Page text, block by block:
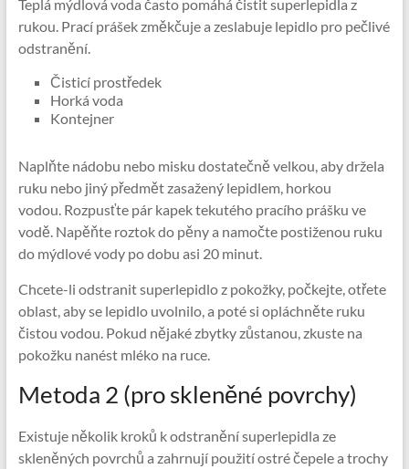
Teplá mýdlová voda často pomáhá čistit superlepidla z
rukou. Prací prášek změkčuje a zeslabuje lepidlo pro pečlivé
odstranění.
Čisticí prostředek
Horká voda
Kontejner
Naplňte nádobu nebo misku dostatečně velkou, aby držela
ruku nebo jiný předmět zasažený lepidlem, horkou
vodou. Rozpusťte pár kapek tekutého pracího prášku ve
vodě. Napěňte roztok do pěny a namočte postiženou ruku
do mýdlové vody po dobu asi 20 minut.
Chcete-li odstranit superlepidlo z pokožky, počkejte, otřete
oblast, aby se lepidlo uvolnilo, a poté si opláchněte ruku
čistou vodou. Pokud nějaké zbytky zůstanou, zkuste na
pokožku nanést mléko na ruce.
Metoda 2 (pro skleněné povrchy)
Existuje několik kroků k odstranění superlepidla ze
skleněných povrchů a zahrnují použití ostré čepele a trochy